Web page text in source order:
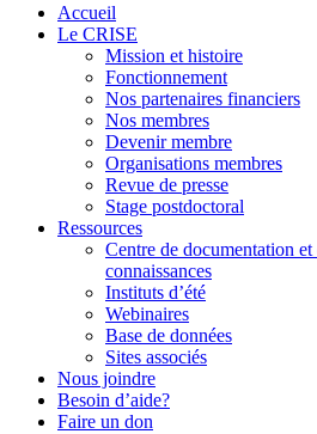
Accueil
Le CRISE
Mission et histoire
Fonctionnement
Nos partenaires financiers
Nos membres
Devenir membre
Organisations membres
Revue de presse
Stage postdoctoral
Ressources
Centre de documentation et
connaissances
Instituts d’été
Webinaires
Base de données
Sites associés
Nous joindre
Besoin d’aide?
Faire un don